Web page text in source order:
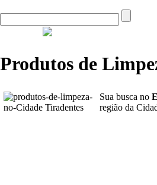
Produtos de
Sua busca no
região da